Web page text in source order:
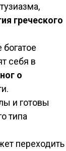
греческого
себя в
о
и готовы
типа
переходить